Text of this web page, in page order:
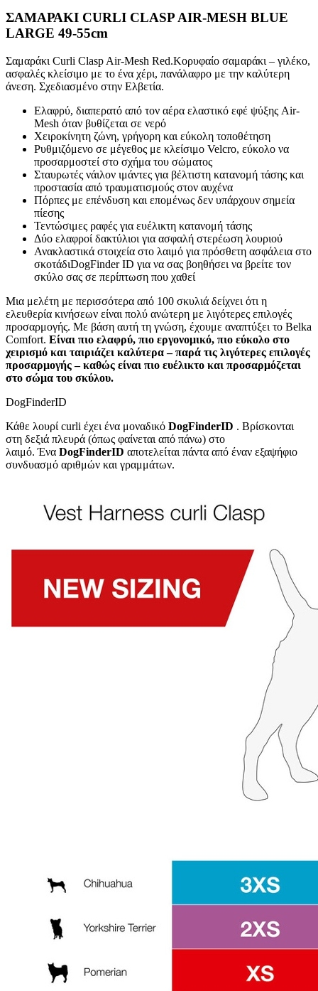
ΣΑΜΑΡΑΚΙ CURLI CLASP AIR-MESH BLUE
LARGE 49-55cm
Σαμαράκι Curli Clasp Air-Mesh Red.Κορυφαίο σαμαράκι – γιλέκο,
ασφαλές κλείσιμο με το ένα χέρι, πανάλαφρο με την καλύτερη
άνεση. Σχεδιασμένο στην Ελβετία.
Ελαφρύ, διαπερατό από τον αέρα ελαστικό εφέ ψύξης Air-
Mesh όταν βυθίζεται σε νερό
Χειροκίνητη ζώνη, γρήγορη και εύκολη τοποθέτηση
Ρυθμιζόμενο σε μέγεθος με κλείσιμο Velcro, εύκολο να
προσαρμοστεί στο σχήμα του σώματος
Σταυρωτές νάιλον ιμάντες για βέλτιστη κατανομή τάσης και
προστασία από τραυματισμούς στον αυχένα
Πόρπες με επένδυση και επομένως δεν υπάρχουν σημεία
πίεσης
Τεντώσιμες ραφές για ευέλικτη κατανομή τάσης
Δύο ελαφροί δακτύλιοι για ασφαλή στερέωση λουριού
Ανακλαστικά στοιχεία στο λαιμό για πρόσθετη ασφάλεια στο
σκοτάδιDogFinder ID για να σας βοηθήσει να βρείτε τον
σκύλο σας σε περίπτωση που χαθεί
Μια μελέτη με περισσότερα από 100 σκυλιά δείχνει ότι η
ελευθερία κινήσεων είναι πολύ ανώτερη με λιγότερες επιλογές
προσαρμογής. Με βάση αυτή τη γνώση, έχουμε αναπτύξει το Belka
Comfort. Είναι πιο ελαφρύ, πιο εργονομικό, πιο εύκολο στο
χειρισμό και ταιριάζει καλύτερα – παρά τις λιγότερες επιλογές
προσαρμογής – καθώς είναι πιο ευέλικτο και προσαρμόζεται
στο σώμα του σκύλου.
DogFinderID
Κάθε λουρί curli έχει ένα μοναδικό DogFinderID . Βρίσκονται
στη δεξιά πλευρά (όπως φαίνεται από πάνω) στο
λαιμό. Ένα DogFinderID αποτελείται πάντα από έναν εξαψήφιο
συνδυασμό αριθμών και γραμμάτων.